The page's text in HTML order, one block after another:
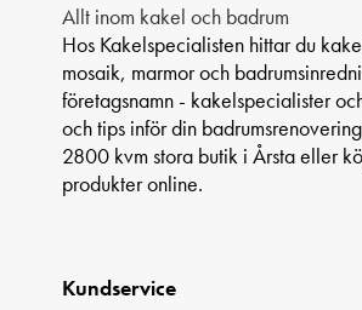
Allt inom kakel och badrum
Hos Kakelspecialisten hittar du
mosaik, marmor och
företagsnamn - kakelspecialister
och tips inför din
2800 kvm stora butik i Årsta eller
produkter online.
Kundservice